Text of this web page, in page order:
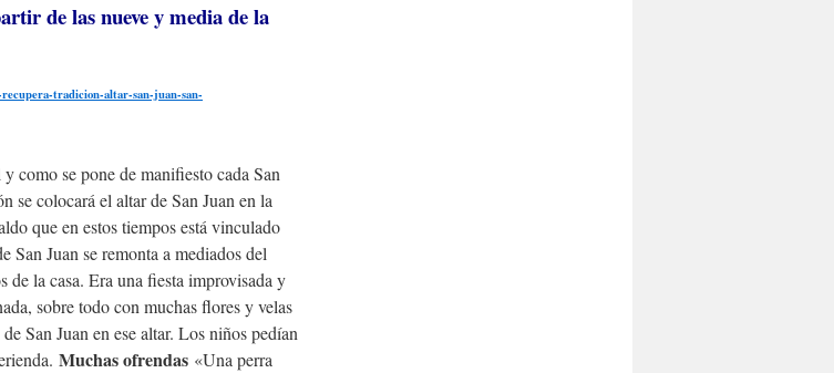
de las nueve y media de la
tradicion-altar-san-juan-san-
como se pone de manifiesto cada San
se colocará el altar de San Juan en la
que en estos tiempos está vinculado
San Juan se remonta a mediados del
de la casa. Era una fiesta improvisada y
sobre todo con muchas flores y velas
San Juan en ese altar. Los niños pedían
Muchas ofrendas «Una perra